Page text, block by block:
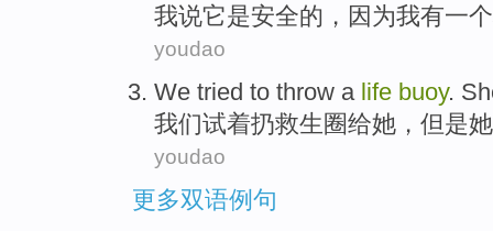
我说它是安全的， 因为我有一个
youdao
We tried to throw a life buoy.
我们试着扔救生圈给她 ，但是
youdao
更多双语例句